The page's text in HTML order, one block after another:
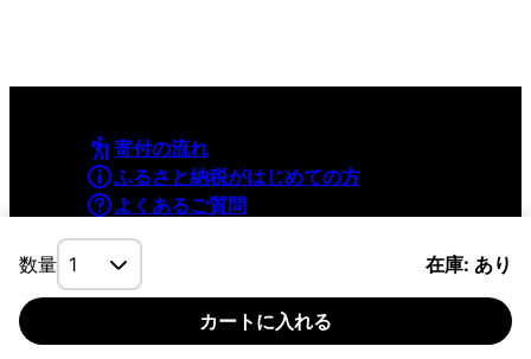
数量 在庫: あり
カートに入れる
寄付の流れ
ふるさと納税がはじめての方
よくあるご質問
利用規約
プライバシーポリシー
©YAMAPInc. ALL RIGHTS RESERVED.